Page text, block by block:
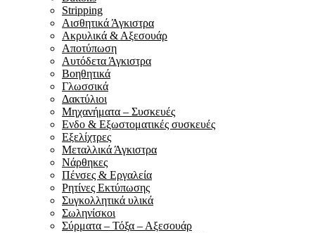
Stripping
Αισθητικά Άγκιστρα
Ακρυλικά & Αξεσουάρ
Αποτύπωση
Αυτόδετα Άγκιστρα
Βοηθητικά
Γλωσσικά
Δακτύλιοι
Μηχανήματα – Συσκευές
Ενδο & Εξωστοματικές συσκευές
Εξελίχτρες
Μεταλλικά Άγκιστρα
Νάρθηκες
Πένσες & Εργαλεία
Ρητίνες Εκτύπωσης
Συγκολλητικά υλικά
Σωληνίσκοι
Σύρματα – Τόξα – Αξεσουάρ